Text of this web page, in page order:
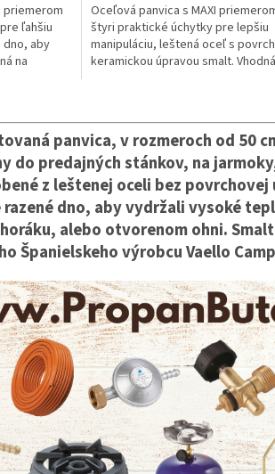
priemerom
ľahšiu
dno, aby
na
Oceľová panvica s MAXI
štyri praktické úchytky pre lepšiu
manipuláciu, leštená oceľ s
keramickou úpravou smalt.
nedeformuje sa. Ideálna na väčšie
varenie, dusenie, alebo opekanie.
v
l
d
a
c
i
e
p
v
k
y
v
ý
p
i
u
panvica, v rozmeroch od 50
do predajných stánkov, na
z leštenej oceli bez
razené dno, aby vydržali vysoké
alebo otvorenom ohni.
Španielskeho výrobcu Vaello